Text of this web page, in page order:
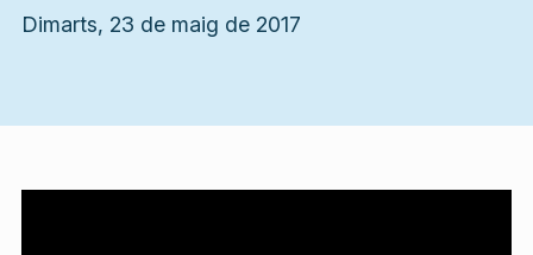
Dimarts, 23 de maig de 2017